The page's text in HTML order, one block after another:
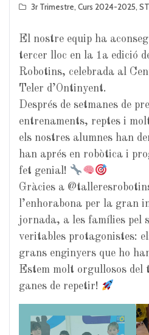
3r Trimestre, Curs 2024-2025,
El nostre equip ha
tercer lloc en la 1a edició
Robotins, celebrada al
Teler d’Ontinyent.
Després de setmanes de
entrenaments, reptes i
els nostres alumnes han
han aprés en robòtica i
fet genial!
Gràcies a
l’enhorabona per la gran
jornada, a les famílies pel
veritables protagonistes:
grans enginyers que ho
Estem molt orgullosos
ganes de repetir!